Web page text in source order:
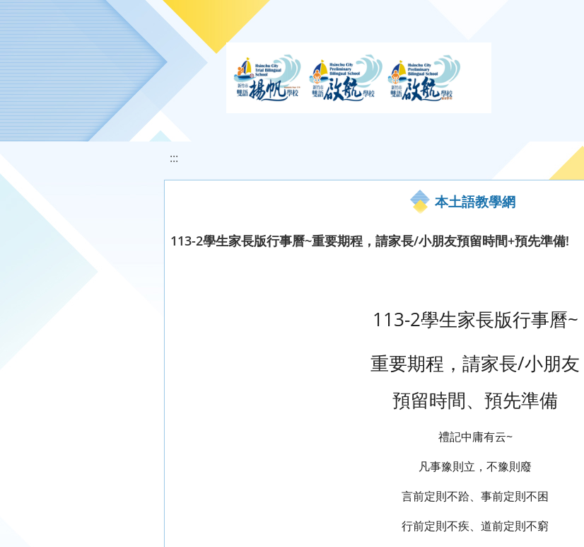
移至網頁之主要內容區位置
:::
本土語教學網
113-2學生家長版行事曆~重要期程，請家長/小朋友預留時間+預先準備!
113-2學生家長版行事曆~
重要期程，請家長/小朋友
預留時間、預先準備
禮記中庸有云~
凡事豫則立，不豫則廢
言前定則不跲、事前定則不困
行前定則不疾、道前定則不窮